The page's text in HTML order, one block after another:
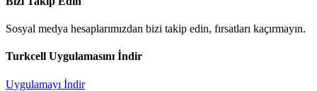
Sosyal medya hesaplarımızdan bizi takip edin, fırsatları kaçırmayın.
Turkcell Uygulamasını İndir
Uygulamayı İndir